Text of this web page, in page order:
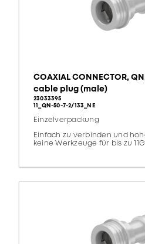
COAXIAL CONNECTOR,
cable plug (male)
23033395
11_QN-50-7-2/133_NE
Einzelverpackung
Einfach zu verbinden und
keine Werkzeuge für bis zu